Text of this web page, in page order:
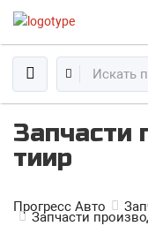
Запчасти
тиир
Прогресс Авто
Запчасти